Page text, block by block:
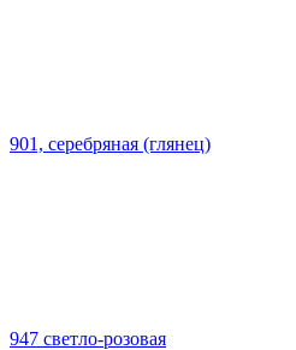
901, серебряная (глянец)
947 светло-розовая